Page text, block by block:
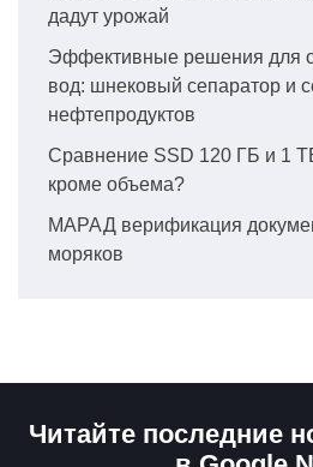
дадут урожай
Эффективные решения для
вод: шнековый сепаратор и
нефтепродуктов
Сравнение SSD 120 ГБ и 1
кроме объема?
МАРАД верификация
моряков
Читайте последние